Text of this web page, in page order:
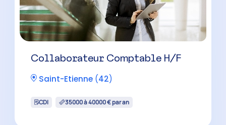
Collaborateur Comptable H/F
Saint-Etienne (42)
CDI 35000 à 40000 € par an